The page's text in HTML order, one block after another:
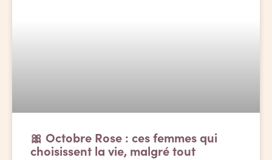
🎀 Octobre Rose : ces femmes qui
choisissent la vie, malgré tout